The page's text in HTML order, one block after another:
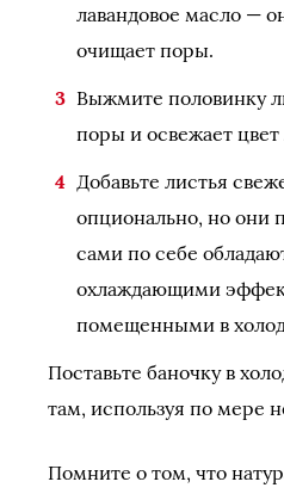
лавандовое масло —
очищает поры.
Выжмите половинку
поры и освежает цвет
Добавьте листья
опционально, но они
сами по себе
охлаждающими
помещенными в
Поставьте баночку в
там, используя по мере
Помните о том, что